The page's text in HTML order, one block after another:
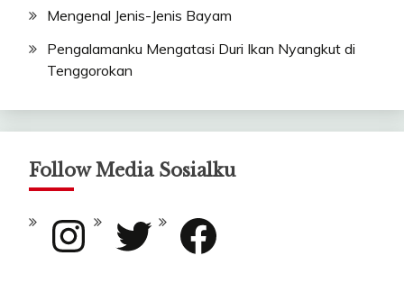
Mengenal Jenis-Jenis Bayam
Pengalamanku Mengatasi Duri Ikan Nyangkut di
Tenggorokan
Follow Media Sosialku
Instagram Twitter Facebook